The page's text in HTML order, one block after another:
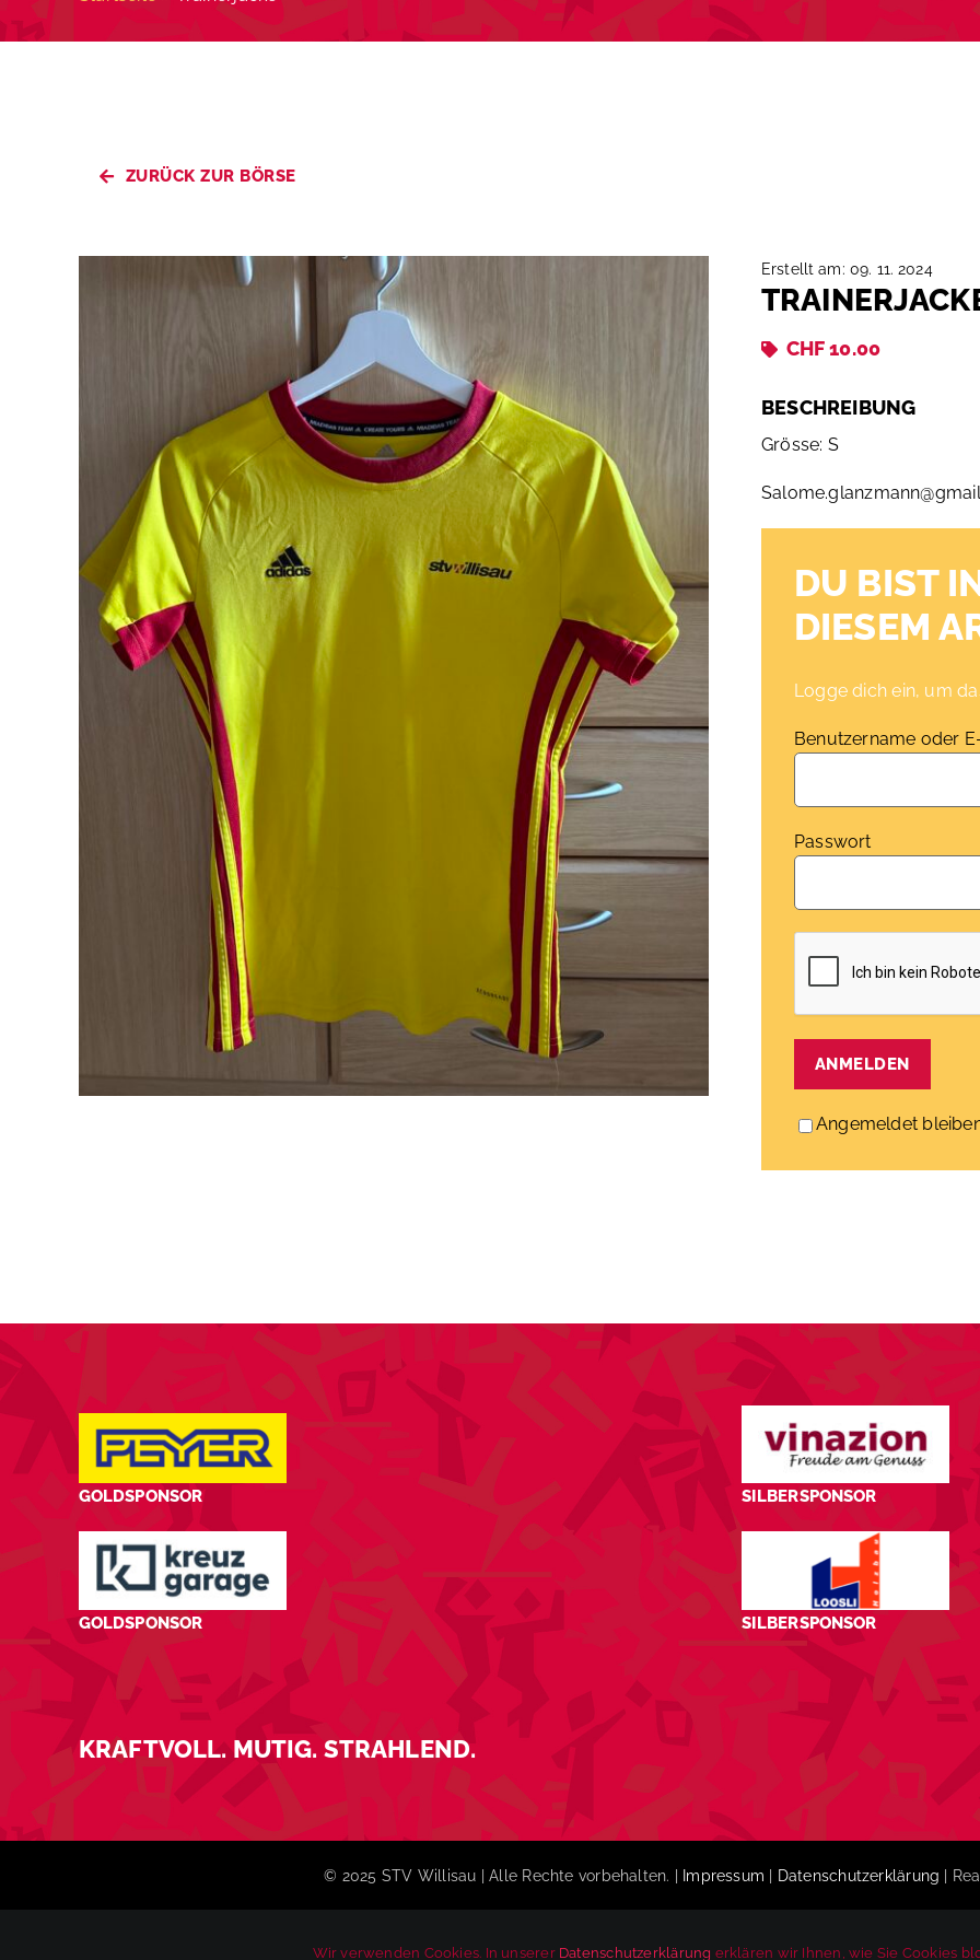
ZURÜCK ZUR BÖRSE
Erstellt am: 09. 11. 2024
CHF 10.00
BESCHREIBUNG
Grösse: S
DU BIST
DIESEM
Logge dich ein, um
Benutzername oder
Passwort
ANMELDEN
Angemeldet
GOLDSPONSOR
GOLDSPONSOR
SILBERSPONSOR
SILBERSPONSOR
KRAFTVOLL. MUTIG. STRAHLEND.
© 2025 STV Willisau | Alle Rechte vorbehalten. | Impressum Datenschutzerklärung |
Wir verwenden Cookies. In unserer Datenschutzerklärung erklären wir Ihnen, wie Sie Cookies